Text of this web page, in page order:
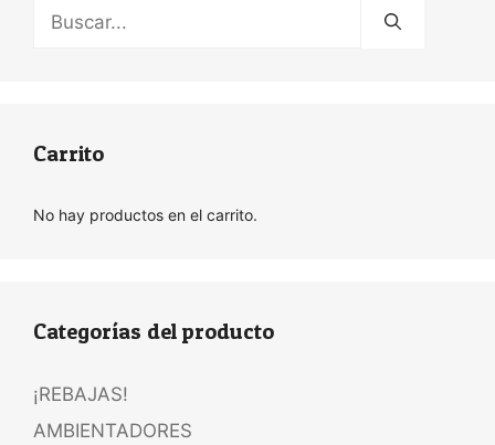
Carrito
No hay productos en el carrito.
Categorías del producto
¡REBAJAS!
AMBIENTADORES